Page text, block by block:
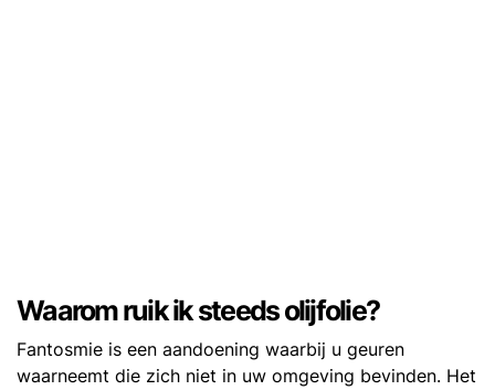
Waarom ruik ik steeds olijfolie?
Fantosmie is een aandoening waarbij u geuren
waarneemt die zich niet in uw omgeving bevinden. Het